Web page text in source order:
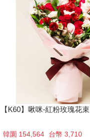
【K60】啾咪-紅粉玫瑰花束
韓圜 154,564
台幣 3,710